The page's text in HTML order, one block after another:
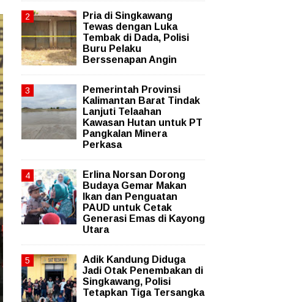
Pria di Singkawang
Tewas dengan Luka
Tembak di Dada, Polisi
Buru Pelaku
Berssenapan Angin
Pemerintah Provinsi
Kalimantan Barat Tindak
Lanjuti Telaahan
Kawasan Hutan untuk PT
Pangkalan Minera
Perkasa
Erlina Norsan Dorong
Budaya Gemar Makan
Ikan dan Penguatan
PAUD untuk Cetak
Generasi Emas di Kayong
Utara
Adik Kandung Diduga
Jadi Otak Penembakan di
Singkawang, Polisi
Tetapkan Tiga Tersangka